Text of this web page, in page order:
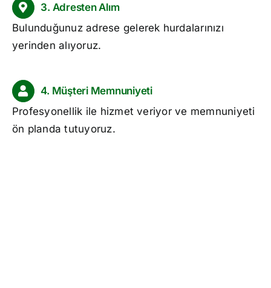
3. Adresten Alım
Bulunduğunuz adrese gelerek hurdalarınızı
yerinden alıyoruz.
4. Müşteri Memnuniyeti
Profesyonellik ile hizmet veriyor ve memnuniyeti
ön planda tutuyoruz.